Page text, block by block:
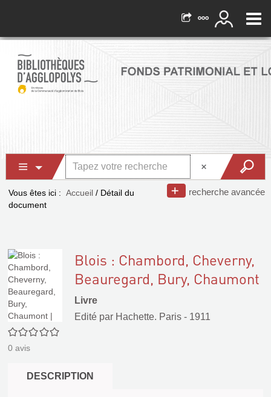
recherche avancée
Vous êtes ici : Accueil / Détail du
document
0/5
0 avis
Blois : Chambord, Cheverny,
Beauregard, Bury, Chaumont
Livre
Edité par Hachette. Paris - 1911
DESCRIPTION